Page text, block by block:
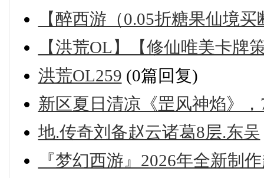
【醉西游（0.05折糖果仙境
【洪荒OL】【修仙唯美卡牌
洪荒OL259 (0篇回复)
新区夏日清凉《罡风神焰》
地.传奇刘备赵云诸葛8层.东吴
『梦幻西游』2026年全新制